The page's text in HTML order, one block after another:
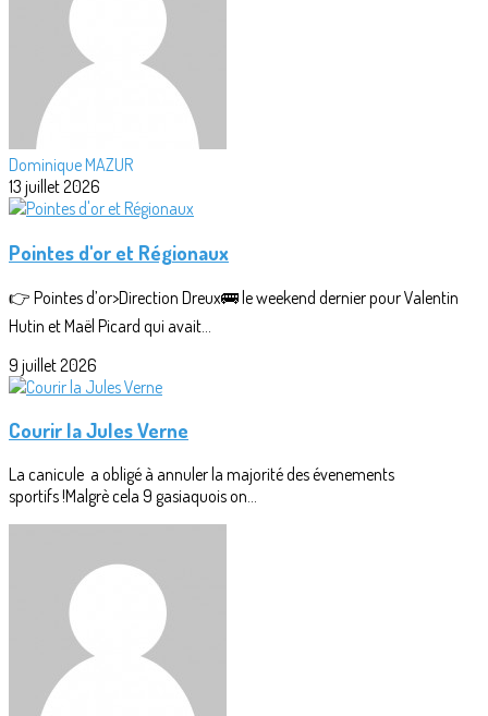
Dominique MAZUR
13 juillet 2026
Pointes d'or et Régionaux
👉 Pointes d’or>Direction Dreux🚌 le weekend dernier pour Valentin
Hutin et Maël Picard qui avait...
9 juillet 2026
Courir la Jules Verne
La canicule a obligé à annuler la majorité des évenements
sportifs !Malgrè cela 9 gasiaquois on...